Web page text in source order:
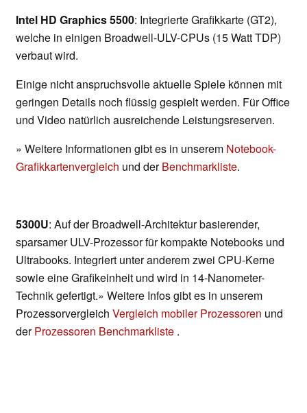
Intel HD Graphics 5500: Integrierte Grafikkarte (GT2),
welche in einigen Broadwell-ULV-CPUs (15 Watt TDP)
verbaut wird.
Einige nicht anspruchsvolle aktuelle Spiele können mit
geringen Details noch flüssig gespielt werden. Für Office
und Video natürlich ausreichende Leistungsreserven.
» Weitere Informationen gibt es in unserem Notebook-
Grafikkartenvergleich und derBenchmarkliste.
5300U: Auf der Broadwell-Architektur basierender,
sparsamer ULV-Prozessor für kompakte Notebooks und
Ultrabooks. Integriert unter anderem zwei CPU-Kerne
sowie eine Grafikeinheit und wird in 14-Nanometer-
Technik gefertigt.» Weitere Infos gibt es in unserem
Prozessorvergleich Vergleich mobiler Prozessoren und
derProzessoren Benchmarkliste .